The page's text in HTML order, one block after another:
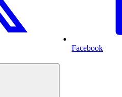
Facebook